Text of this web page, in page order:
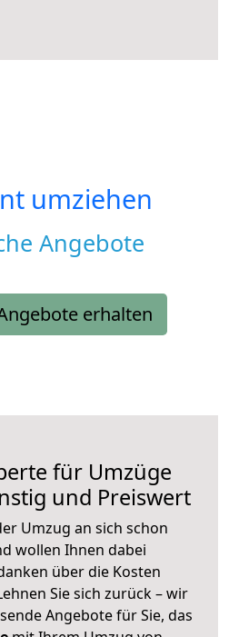
umziehen
Angebote
erhalten
für Umzüge
und Preiswert
Umzug an sich schon
wollen Ihnen dabei
über die Kosten
Sie sich zurück – wir
Angebote für Sie, das